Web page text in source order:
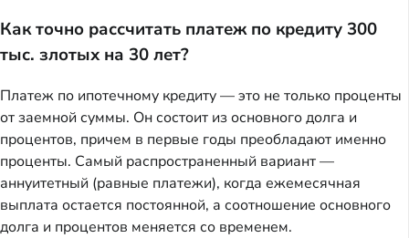
Как точно рассчитать платеж по кредиту 300
тыс. злотых на 30 лет?
Платеж по ипотечному кредиту — это не только проценты
от заемной суммы. Он состоит из основного долга и
процентов, причем в первые годы преобладают именно
проценты. Самый распространенный вариант —
аннуитетный (равные платежи), когда ежемесячная
выплата остается постоянной, а соотношение основного
долга и процентов меняется со временем.